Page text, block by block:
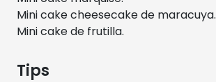
Mini cake cheesecake de maracuya.
Mini cake de frutilla.
Tips